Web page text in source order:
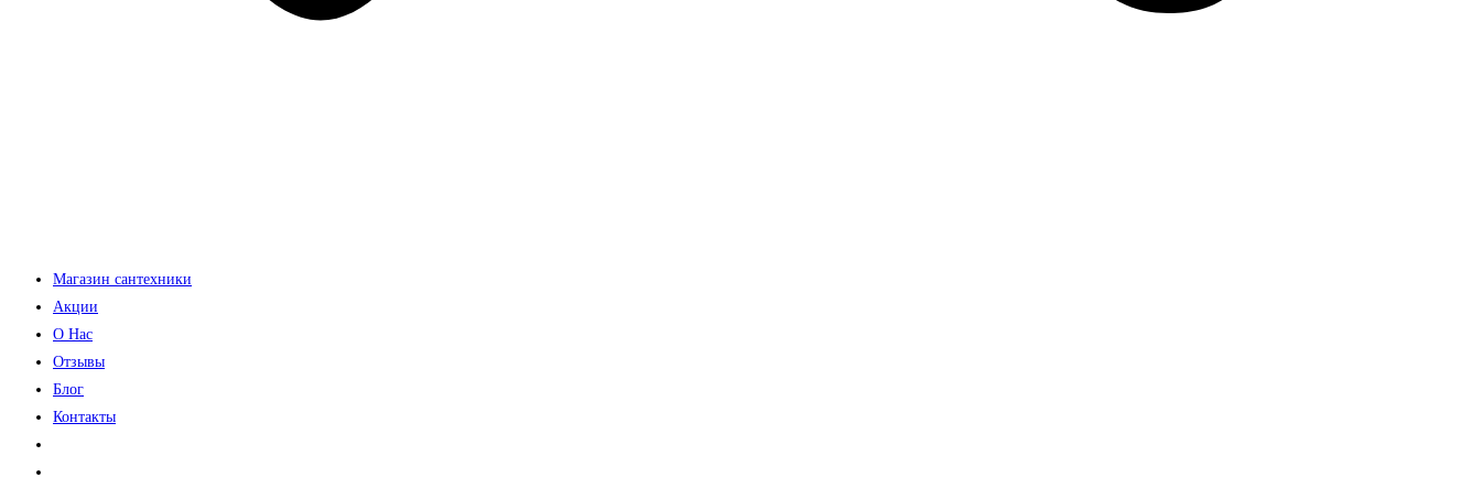
Магазин сантехники
Акции
О Нас
Отзывы
Блог
Контакты